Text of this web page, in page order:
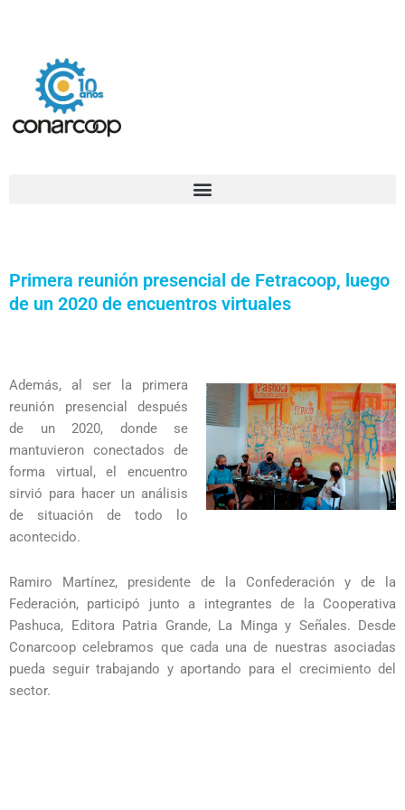
Primera reunión presencial de Fetracoop, luego
de un 2020 de encuentros virtuales
Además, al ser la primera
reunión presencial después
de un 2020, donde se
mantuvieron conectados de
forma virtual, el encuentro
sirvió para hacer un análisis
de situación de todo lo
acontecido.
Ramiro Martínez, presidente de la Confederación y de la
Federación, participó junto a integrantes de la Cooperativa
Pashuca, Editora Patria Grande, La Minga y Señales. Desde
Conarcoop celebramos que cada una de nuestras asociadas
pueda seguir trabajando y aportando para el crecimiento del
sector.